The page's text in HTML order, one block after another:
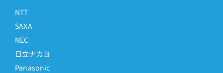
NTT
SAXA
NEC
日立ナカヨ
Panasonic